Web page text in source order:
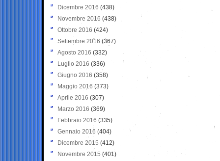
Dicembre 2016 (438)
Novembre 2016 (438)
Ottobre 2016 (424)
Settembre 2016 (367)
Agosto 2016 (332)
Luglio 2016 (336)
Giugno 2016 (358)
Maggio 2016 (373)
Aprile 2016 (307)
Marzo 2016 (369)
Febbraio 2016 (335)
Gennaio 2016 (404)
Dicembre 2015 (412)
Novembre 2015 (401)